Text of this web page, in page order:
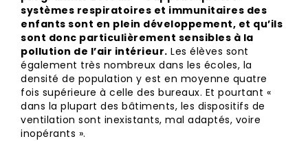
systèmes respiratoires et immunitaires des
enfants sont en plein développement, et qu’ils
sont donc particulièrement sensibles à la
pollution de l’air intérieur. Les élèves sont
également très nombreux dans les écoles, la
densité de population y est en moyenne quatre
fois supérieure à celle des bureaux. Et pourtant «
dans la plupart des bâtiments, les dispositifs de
ventilation sont inexistants, mal adaptés, voire
inopérants ».